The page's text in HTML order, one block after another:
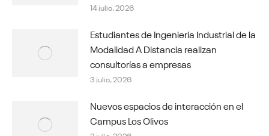
14 julio, 2026
Estudiantes de Ingeniería Industrial de la
Modalidad A Distancia realizan
consultorías a empresas
3 julio, 2026
Nuevos espacios de interacción en el
Campus Los Olivos